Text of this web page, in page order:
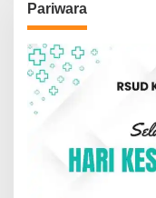
Pariwara